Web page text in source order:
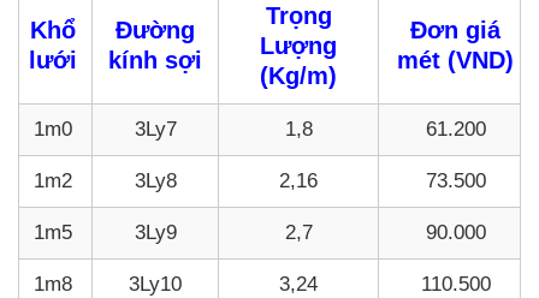
Khổ
lưới
Đường
kính sợi
Trọng
Lượng
(Kg/m)
Đơn giá
mét (VND)
1m0 3Ly7 1,8 61.200
1m2 3Ly8 2,16 73.500
1m5 3Ly9 2,7 90.000
1m8 3Ly10 3,24 110.500